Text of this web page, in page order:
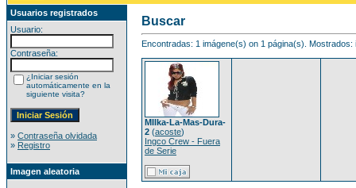
Usuarios registrados
Usuario:
Contraseña:
¿Iniciar sesión
automáticamente en la
siguiente visita?
» Contraseña olvidada
» Registro
Imagen aleatoria
Buscar
Encontradas: 1 imágene(s) on 1 página(s). Mostrados:
MIlka-La-Mas-Dura-
2 (acoste)
Ingco Crew - Fuera
de Serie